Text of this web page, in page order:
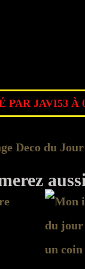
PAR JAVI53 À
Deco du Jour